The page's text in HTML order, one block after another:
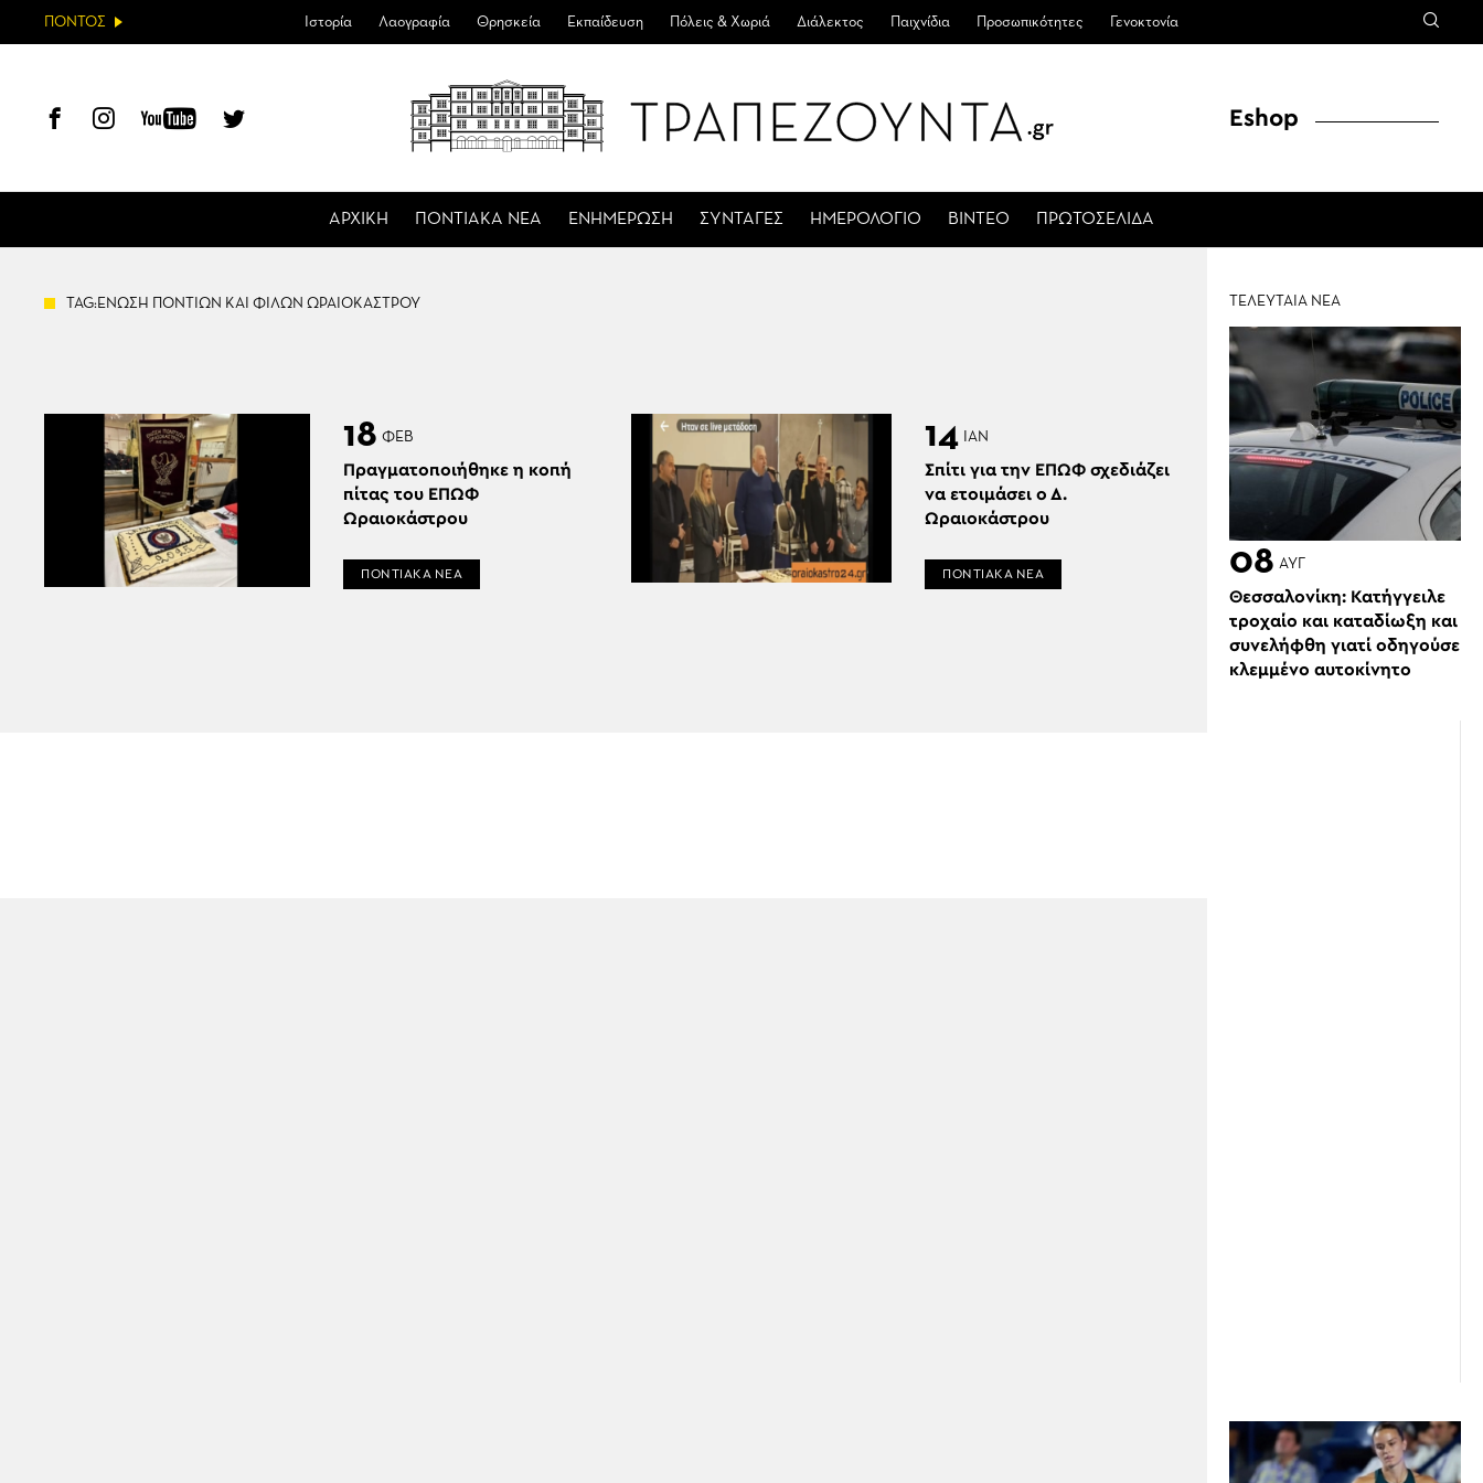
ΠΟΝΤΟΣ Ιστορία Λαογραφία Θρησκεία Εκπαίδευση Πόλεις & Χωριά Διάλεκτος Παιχνίδια Προσωπικότητες Γενοκτονία
ΑΡΧΙΚΗ ΠΟΝΤΙΑΚΑ ΝΕΑ ΕΝΗΜΕΡΩΣΗ ΣΥΝΤΑΓΕΣ ΗΜΕΡΟΛΟΓΙΟ ΒΙΝΤΕΟ ΠΡΩΤΟΣΕΛΙΔΑ
Eshop
TAG:ΕΝΩΣΗ ΠΟΝΤΙΩΝ ΚΑΙ ΦΙΛΩΝ ΩΡΑΙΟΚΑΣΤΡΟΥ
18 ΦΕΒ
Πραγματοποιήθηκε η κοπή
πίτας του ΕΠΩΦ
Ωραιοκάστρου
ΠΟΝΤΙΑΚΑ ΝΕΑ
14 ΙΑΝ
Σπίτι για την ΕΠΩΦ σχεδιάζει
να ετοιμάσει ο Δ.
Ωραιοκάστρου
ΠΟΝΤΙΑΚΑ ΝΕΑ
ΤΕΛΕΥΤΑΙΑ ΝΕΑ
08 ΑΥΓ
Θεσσαλονίκη: Κατήγγειλε
τροχαίο και καταδίωξη και
συνελήφθη γιατί οδηγούσε
κλεμμένο αυτοκίνητο